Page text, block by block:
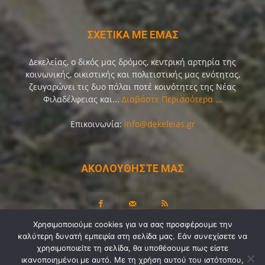
ΣΧΕΤΙΚΑ ΜΕ ΕΜΑΣ
Δεκελείας, ο δικός μας δρόμος, κεντρική αρτηρία της
κοινωνικής, οικιστικής και πολιτιστικής μας ενότητας,
ζευγαρώνει τις δυο πάλαι ποτέ κοινότητες της Νέας
Φιλαδέλφειας και... Διαβάστε Περισσότερα ...
Επικοινωνία: info@dekeleias.gr
ΑΚΟΛΟΥΘΗΣΤΕ ΜΑΣ
Διαύγεια Λίγα Λόγια για Εμάς
Επικοινωνία
Όροι Χρήσης
Προσωπικά Δεδομένα Sitemap
Χρησιμοποιούμε cookies για να σας προσφέρουμε την
καλύτερη δυνατή εμπειρία στη σελίδα μας. Εάν συνεχίσετε να
χρησιμοποιείτε τη σελίδα, θα υποθέσουμε πως είστε
ικανοποιημένοι με αυτό. Με τη χρήση αυτού του ιστότοπου,